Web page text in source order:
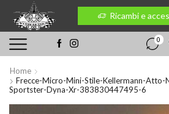
Go shop Ricambi e
0
Home
Frecce-Micro-Mini-Stile-Kellermann-Atto-
Sportster-Dyna-Xr-383830447495-6